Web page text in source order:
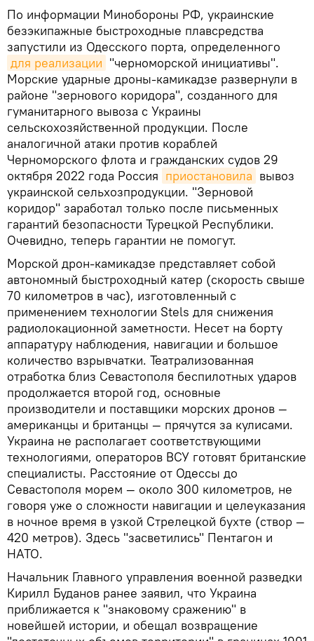
По информации Минобороны РФ, украинские
безэкипажные быстроходные плавсредства
запустили из Одесского порта, определенного
для реализации "черноморской инициативы".
Морские ударные дроны-камикадзе развернули в
районе "зернового коридора", созданного для
гуманитарного вывоза с Украины
сельскохозяйственной продукции. После
аналогичной атаки против кораблей
Черноморского флота и гражданских судов 29
октября 2022 года Россия приостановила вывоз
украинской сельхозпродукции. "Зерновой
коридор" заработал только после письменных
гарантий безопасности Турецкой Республики.
Очевидно, теперь гарантии не помогут.
Морской дрон-камикадзе представляет собой
автономный быстроходный катер (скорость свыше
70 километров в час), изготовленный с
применением технологии Stels для снижения
радиолокационной заметности. Несет на борту
аппаратуру наблюдения, навигации и большое
количество взрывчатки. Театрализованная
отработка близ Севастополя беспилотных ударов
продолжается второй год, основные
производители и поставщики морских дронов —
американцы и британцы — прячутся за кулисами.
Украина не располагает соответствующими
технологиями, операторов ВСУ готовят британские
специалисты. Расстояние от Одессы до
Севастополя морем — около 300 километров, не
говоря уже о сложности навигации и целеуказания
в ночное время в узкой Стрелецкой бухте (створ —
420 метров). Здесь "засветились" Пентагон и
НАТО.
Начальник Главного управления военной разведки
Кирилл Буданов ранее заявил, что Украина
приближается к "знаковому сражению" в
новейшей истории, и обещал возвращение